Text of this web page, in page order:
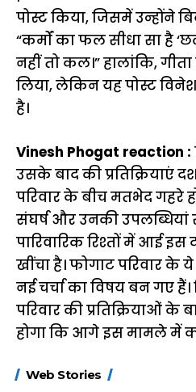
पोस्ट किया, जिसमें उन्होंने
“कर्मों का फल सीधा सा है
नहीं तो कल।” हालांकि,
लिया, लेकिन यह पोस्ट
है।
Vinesh Phogat reaction :
उसके बाद की प्रतिक्रियाएं
परिवार के बीच मतभेद गहरे
संघर्ष और उनकी
पारिवारिक रिश्तों में आई
खींचा है। फोगाट परिवार
नई चर्चा का विषय बन गए
परिवार की प्रतिक्रियाओं के
होगा कि आगे इस मामले में
Web Stories
FASTag के ये नए